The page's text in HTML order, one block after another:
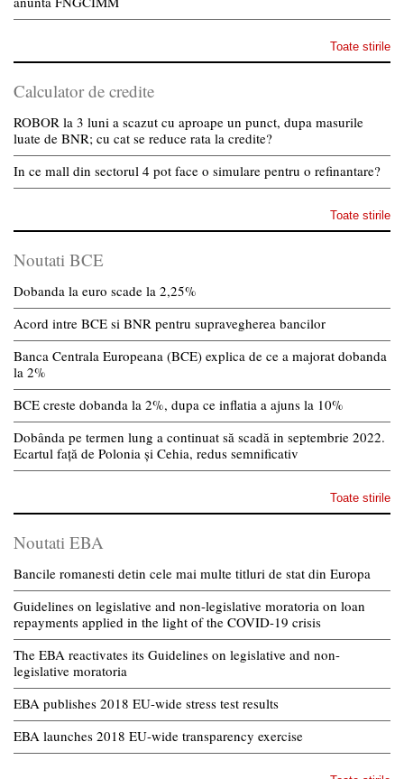
Toate stirile
Calculator de credite
ROBOR la 3 luni a scazut cu aproape un punct, dupa masurile
luate de BNR; cu cat se reduce rata la credite?
In ce mall din sectorul 4 pot face o simulare pentru o refinantare?
Toate stirile
Noutati BCE
Dobanda la euro scade la 2,25%
Acord intre BCE si BNR pentru supravegherea bancilor
Banca Centrala Europeana (BCE) explica de ce a majorat dobanda
la 2%
BCE creste dobanda la 2%, dupa ce inflatia a ajuns la 10%
Dobânda pe termen lung a continuat să scadă in septembrie 2022.
Ecartul față de Polonia și Cehia, redus semnificativ
Toate stirile
Noutati EBA
Bancile romanesti detin cele mai multe titluri de stat din Europa
Guidelines on legislative and non-legislative moratoria on loan
repayments applied in the light of the COVID-19 crisis
The EBA reactivates its Guidelines on legislative and non-
legislative moratoria
EBA publishes 2018 EU-wide stress test results
EBA launches 2018 EU-wide transparency exercise